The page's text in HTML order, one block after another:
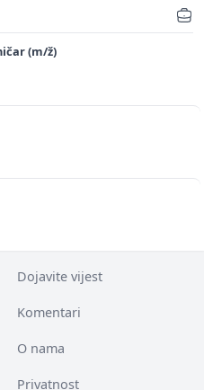
(m/ž)
Dojavite vijest
Komentari
O nama
Privatnost